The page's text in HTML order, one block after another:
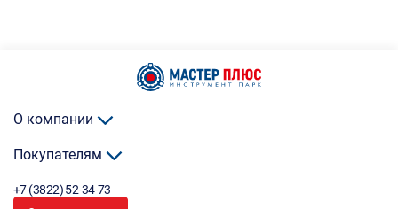
О компании
Покупателям
+7 (3822) 52-34-73